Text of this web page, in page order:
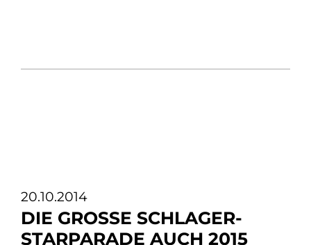
20.10.2014
DIE GROSSE SCHLAGER-S
TARPARADE AUCH 2015 W